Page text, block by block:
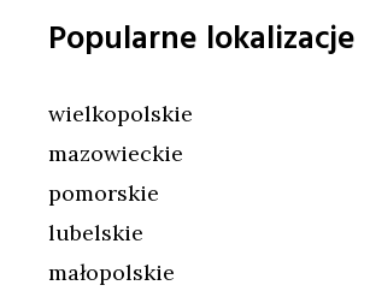
Popularne lokalizacje
wielkopolskie
mazowieckie
pomorskie
lubelskie
małopolskie